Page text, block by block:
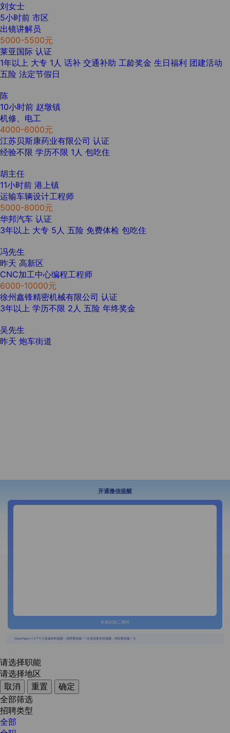
刘女士
5小时前 市区
出镜讲解员
5000-5500元
莱亚国际 认证
1年以上 大专 1人 话补 交通补助 工龄奖金 生日福利 团建活动
五险 法定节假日
陈
10小时前 赵墩镇
机修、电工
4000-6000元
江苏贝斯康药业有限公司 认证
经验不限 学历不限 1人 包吃住
胡主任
11小时前 港上镇
运输车辆设计工程师
5000-8000元
华邦汽车 认证
3年以上 大专 5人 五险 免费体检 包吃住
冯先生
昨天 高新区
CNC加工中心编程工程师
6000-10000元
徐州鑫锋精密机械有限公司 认证
3年以上 学历不限 2人 五险 年终奖金
吴先生
昨天 炮车街道
开通微信提醒
长按识别二维码
{{usertype=='2'?'个人投递实时提醒，招聘更快捷！':'企业回复实时提醒，求职更快捷！'}}
请选择职能
请选择地区
取消
重置
确定
全部筛选
招聘类型
全部